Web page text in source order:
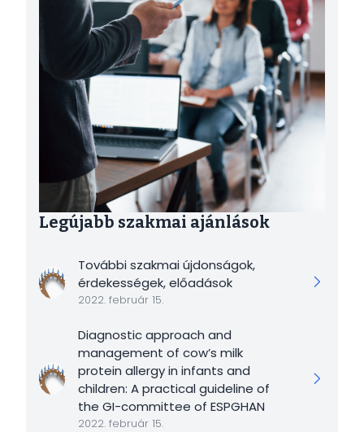
Legújabb szakmai ajánlások
További szakmai újdonságok,
érdekességek, előadások
2022. február 15.
Diagnostic approach and
management of cow’s milk
protein allergy in infants and
children: A practical guideline of
the GI-committee of ESPGHAN
2022. február 15.